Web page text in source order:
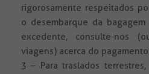
rigorosamente respeitados
o desembarque da
excedente, consulte-nos
viagens) acerca do
3 – Para traslados